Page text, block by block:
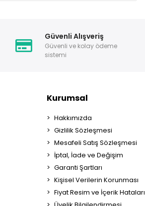
Güvenli Alışveriş
Güvenli ve kolay ödeme
sistemi
Kurumsal
Hakkımızda
Gizlilik Sözleşmesi
Mesafeli Satış Sözleşmesi
İptal, İade ve Değişim
Garanti Şartları
Kişisel Verilerin Korunması
Fiyat Resim ve İçerik Hataları